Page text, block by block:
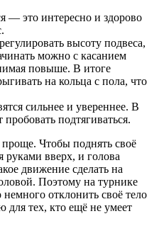
— это интересно и здорово
высоту подвеса,
можно с касанием
повыше. В итоге
на кольца с пола, что
сильнее и увереннее. В
подтягиваться.
Чтобы поднять своё
руками вверх, и голова
движение сделать на
Поэтому на турнике
отклонить своё тело
для тех, кто ещё не умеет